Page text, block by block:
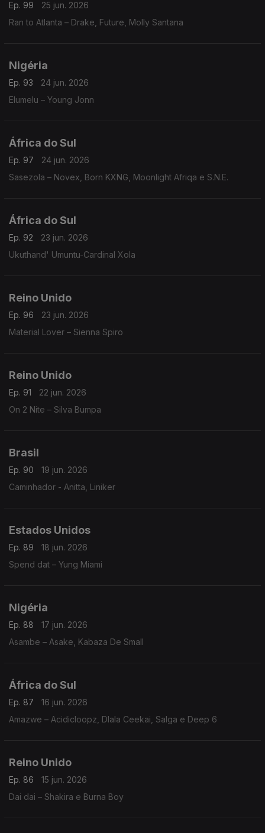
Ep. 99
25 jun. 2026
Ran to Atlanta – Drake, Future, Molly Santana
Nigéria
Ep. 93
24 jun. 2026
Elumelu – Young Jonn
África do Sul
Ep. 97
24 jun. 2026
Sasezola – Novex, Born KXNG, Moonlight Afriqa e S.N.E.
África do Sul
Ep. 92
23 jun. 2026
Ukuthand' Umuntu-Cardinal Xola
Reino Unido
Ep. 96
23 jun. 2026
Material Lover – Sienna Spiro
Reino Unido
Ep. 91
22 jun. 2026
On 2 Nite – Silva Bumpa
Brasil
Ep. 90
19 jun. 2026
Caminhador - Anitta, Liniker
Estados Unidos
Ep. 89
18 jun. 2026
Spend dat – Yung Miami
Nigéria
Ep. 88
17 jun. 2026
Asambe – Asake, Kabaza De Small
África do Sul
Ep. 87
16 jun. 2026
Amazwe – Acidicloopz, Dlala Ceekai, Salga e Deep 6
Reino Unido
Ep. 86
15 jun. 2026
Dai dai – Shakira e Burna Boy